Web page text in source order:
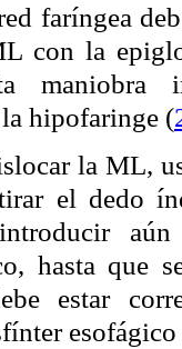
faríngea
con la
maniobra
hipofaringe (
la ML,
el dedo
hasta que
estar